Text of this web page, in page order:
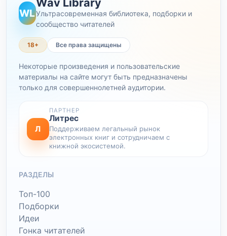
WLУльтрасовременная библиотека, подборки и
сообщество читателей
18+ Все права защищены
Некоторые произведения и пользовательские
материалы на сайте могут быть предназначены
только для совершеннолетней аудитории.
Л
ПАРТНЕР
Литрес
Поддерживаем легальный рынок
электронных книг и сотрудничаем с
книжной экосистемой.
РАЗДЕЛЫ
Топ-100
Подборки
Идеи
Гонка читателей